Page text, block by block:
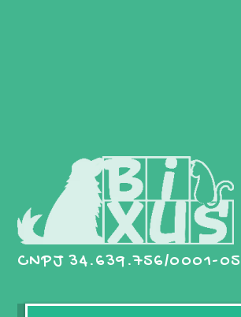
CNPJ 34.639.756/0001-05